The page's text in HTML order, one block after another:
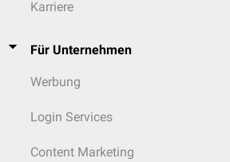
Karriere
Für Unternehmen
Werbung
Login Services
Content Marketing